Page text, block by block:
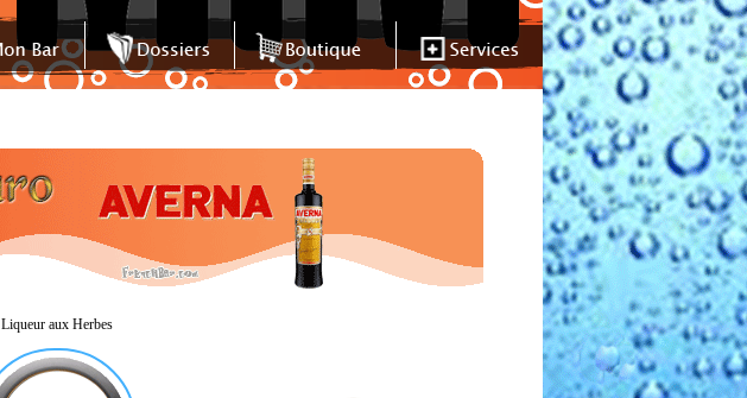
Liqueur aux Herbes